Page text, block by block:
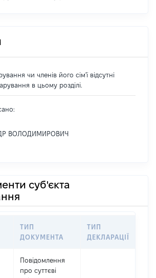
чи членів його сім'ї відсутні
в цьому розділі.
ВОЛОДИМИРОВИЧ
суб'єкта
ТИП
ДОКУМЕНТА
ТИП
ДЕКЛАРАЦІЇ
Повідомлення
про суттєві